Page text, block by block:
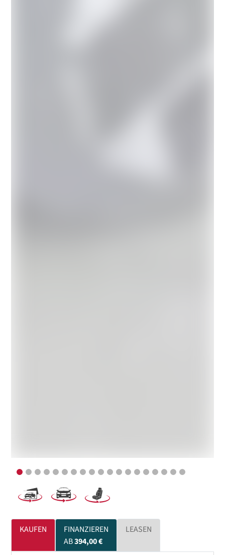
KAUFEN
FINANZIEREN
AB394,00 €
LEASEN